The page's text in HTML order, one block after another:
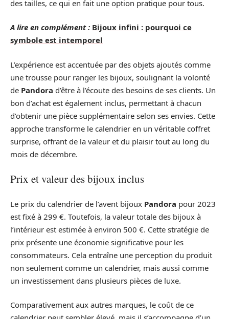
des tailles, ce qui en fait une option pratique pour tous.
A lire en complément : Bijoux infini : pourquoi ce
symbole est intemporel
L’expérience est accentuée par des objets ajoutés comme
une trousse pour ranger les bijoux, soulignant la volonté
de Pandora d’être à l’écoute des besoins de ses clients. Un
bon d’achat est également inclus, permettant à chacun
d’obtenir une pièce supplémentaire selon ses envies. Cette
approche transforme le calendrier en un véritable coffret
surprise, offrant de la valeur et du plaisir tout au long du
mois de décembre.
Prix et valeur des bijoux inclus
Le prix du calendrier de l’avent bijoux Pandora pour 2023
est fixé à 299 €. Toutefois, la valeur totale des bijoux à
l’intérieur est estimée à environ 500 €. Cette stratégie de
prix présente une économie significative pour les
consommateurs. Cela entraîne une perception du produit
non seulement comme un calendrier, mais aussi comme
un investissement dans plusieurs pièces de luxe.
Comparativement aux autres marques, le coût de ce